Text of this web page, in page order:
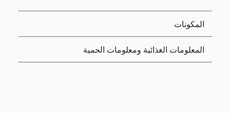
المكونات
المعلومات الغذائية ومعلومات الحمية